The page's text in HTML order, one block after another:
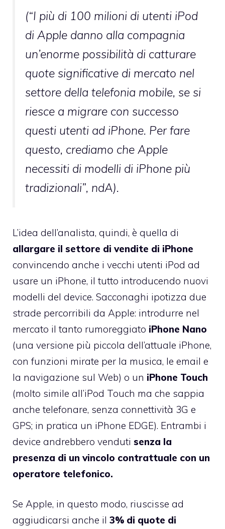
(“I più di 100 milioni di utenti iPod
di Apple danno alla compagnia
un’enorme possibilità di catturare
quote significative di mercato nel
settore della telefonia mobile, se si
riesce a migrare con successo
questi utenti ad iPhone. Per fare
questo, crediamo che Apple
necessiti di modelli di iPhone più
tradizionali”, ndA).
L’idea dell’analista, quindi, è quella di
allargare il settore di vendite di iPhone
convincendo anche i vecchi utenti iPod ad
usare un iPhone, il tutto introducendo nuovi
modelli del device. Sacconaghi ipotizza due
strade percorribili da Apple: introdurre nel
mercato il tanto rumoreggiato iPhone Nano
(una versione più piccola dell’attuale iPhone,
con funzioni mirate per la musica, le email e
la navigazione sul Web) o un iPhone Touch
(molto simile all’iPod Touch ma che sappia
anche telefonare, senza connettività 3G e
GPS; in pratica un iPhone EDGE). Entrambi i
device andrebbero venduti senza la
presenza di un vincolo contrattuale con un
operatore telefonico.
Se Apple, in questo modo, riuscisse ad
aggiudicarsi anche il 3% di quote di